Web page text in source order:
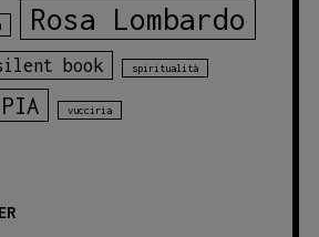
Rosa Lombardo
book spiritualità
PIA vucciria